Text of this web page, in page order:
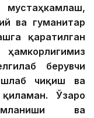
ва гуманитар
қаратилган
берувчи
чиқиш ва
Ўзаро
ва